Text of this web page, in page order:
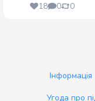
18 0 0
Інформація
Угода про